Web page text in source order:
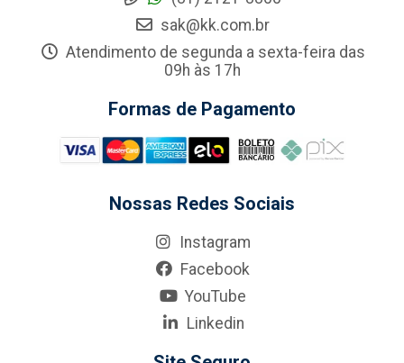
sak@kk.com.br
Atendimento de segunda a sexta-feira das
09h às 17h
Formas de Pagamento
Nossas Redes Sociais
Instagram
Facebook
YouTube
Linkedin